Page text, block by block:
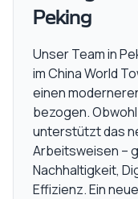
Peking
Unser Team in
im China World
einen
bezogen.
unterstützt das
Arbeitsweisen –
Nachhaltigkeit,
Effizienz. Ein